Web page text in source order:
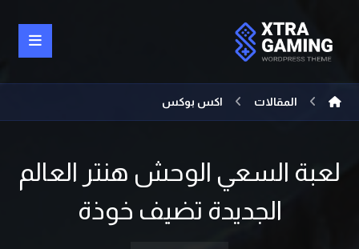
المقالات اكس بوكس
لعبة السعي الوحش هنتر العالم
الجديدة تضيف خوذة